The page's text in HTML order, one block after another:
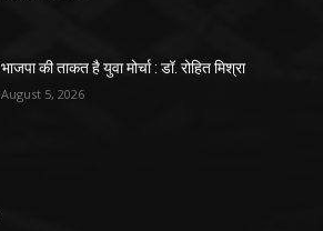
भाजपा की ताकत है युवा मोर्चा : डॉ. रोहित मिश्रा
August 5, 2026